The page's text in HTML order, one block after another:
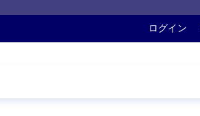
ログイン